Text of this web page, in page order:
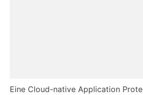
Eine Cloud-native Application